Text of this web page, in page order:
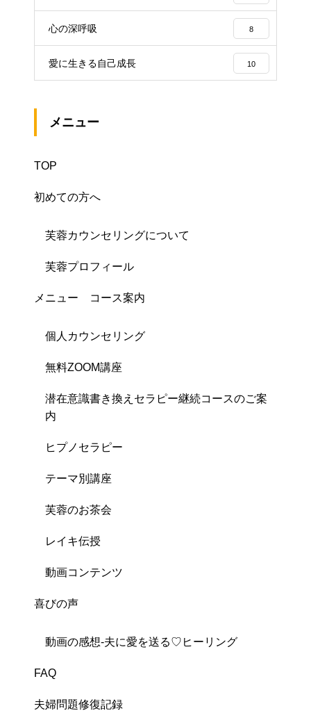
心の深呼吸 8
愛に生きる自己成長 10
メニュー
TOP
初めての方へ
芙蓉カウンセリングについて
芙蓉プロフィール
メニュー コース案内
個人カウンセリング
無料ZOOM講座
潜在意識書き換えセラピー継続コースのご案
内
ヒプノセラピー
テーマ別講座
芙蓉のお茶会
レイキ伝授
動画コンテンツ
喜びの声
動画の感想-夫に愛を送る♡ヒーリング
FAQ
夫婦問題修復記録